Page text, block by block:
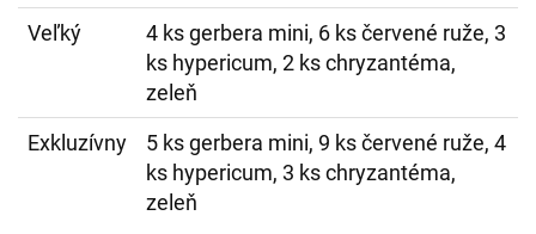
Veľký
4 ks gerbera mini, 6 ks červené ruže, 3
ks hypericum, 2 ks chryzantéma,
zeleň
Exkluzívny
5 ks gerbera mini, 9 ks červené ruže, 4
ks hypericum, 3 ks chryzantéma,
zeleň